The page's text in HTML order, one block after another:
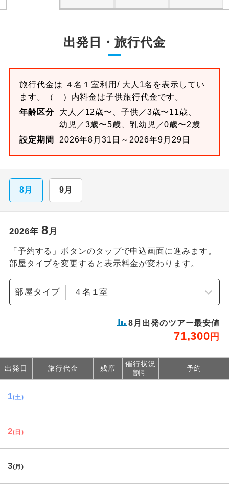
出発日・旅行代金
旅行代金は ４名１室利用/ 大人1名を表示してい
ます。
（ ）内料金は子供旅行代金です。
年齢区分
大人／12歳〜、子供／3歳〜11歳、
幼児／3歳〜5歳、乳幼児／0歳〜2歳
設定期間
2026年8月31日～2026年9月29日
8月 9月
2026年 8月
「予約する」ボタンのタップで申込画面に進みます。
部屋タイプを変更すると表示料金が変わります。
部屋タイプ
8 月出発のツアー最安値
71,300 円
出発日 旅行代金 残席
催行状況
割引
予約
1(土)
2(日)
3(月)